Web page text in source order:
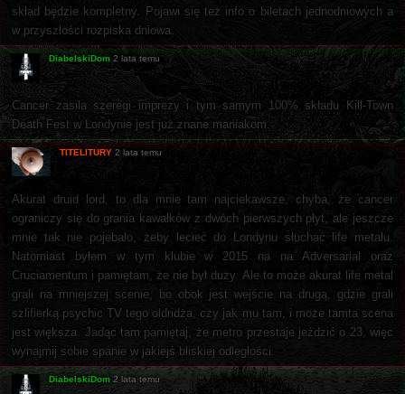
skład będzie kompletny. Pojawi się też info o biletach jednodniowych a
w przyszłości rozpiska dniowa.
DiabelskiDom 2 lata temu
Cancer zasila szeregi imprezy i tym samym 100% składu Kill-Town
Death Fest w Londynie jest już znane maniakom.
TITELITURY 2 lata temu
Akurat druid lord, to dla mnie tam najciekawsze, chyba, że cancer
ograniczy się do grania kawałków z dwóch pierwszych płyt, ale jeszcze
mnie tak nie pojebało, żeby lecieć do Londynu słuchać life metalu.
Natomiast byłem w tym klubie w 2015 na na Adversarial oraz
Cruciamentum i pamiętam, że nie był duży. Ale to może akurat life metal
grali na mniejszej scenie, bo obok jest wejście na drugą, gdzie grali
szlifierką psychic TV tego oldridża, czy jak mu tam, i może tamta scena
jest większa. Jadąc tam pamiętaj, że metro przestaje jeździć o 23, więc
wynajmij sobie spanie w jakiejś bliskiej odległości.
DiabelskiDom 2 lata temu